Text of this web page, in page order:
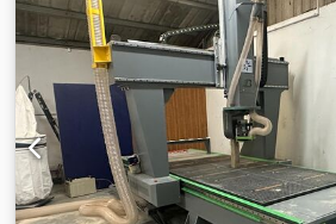
und Kantenanleimmaschine "HOMAG"
525/8/A3/15 VZ0200C) Drehstation (90°
"HOMAG" Mod. TDL 310/30/12
Format- und Kantenanleimmaschine
526/10/A3/30 VZ0200E) Drehstation
"HOMAG" Mod. TDL 510/25/12
"WANDRES" VZ0200G) Abstapelung mit
Doppelspeicherstation "BARGSTEDT"
Dsdpfjdt Rgvsx Aqpokr